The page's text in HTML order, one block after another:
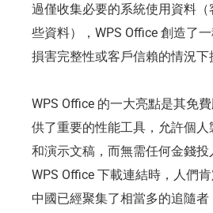
過僅收集必要的系統使用資料
些資料），WPS Office 創造了
損害完整性或客戶信賴的情況下
WPS Office 的一大亮點是其免
供了重要的性能工具，允許個
和演示文稿，而無需任何金錢
WPS Office 下載連結時，人們
中國已經聚集了相當多的追隨